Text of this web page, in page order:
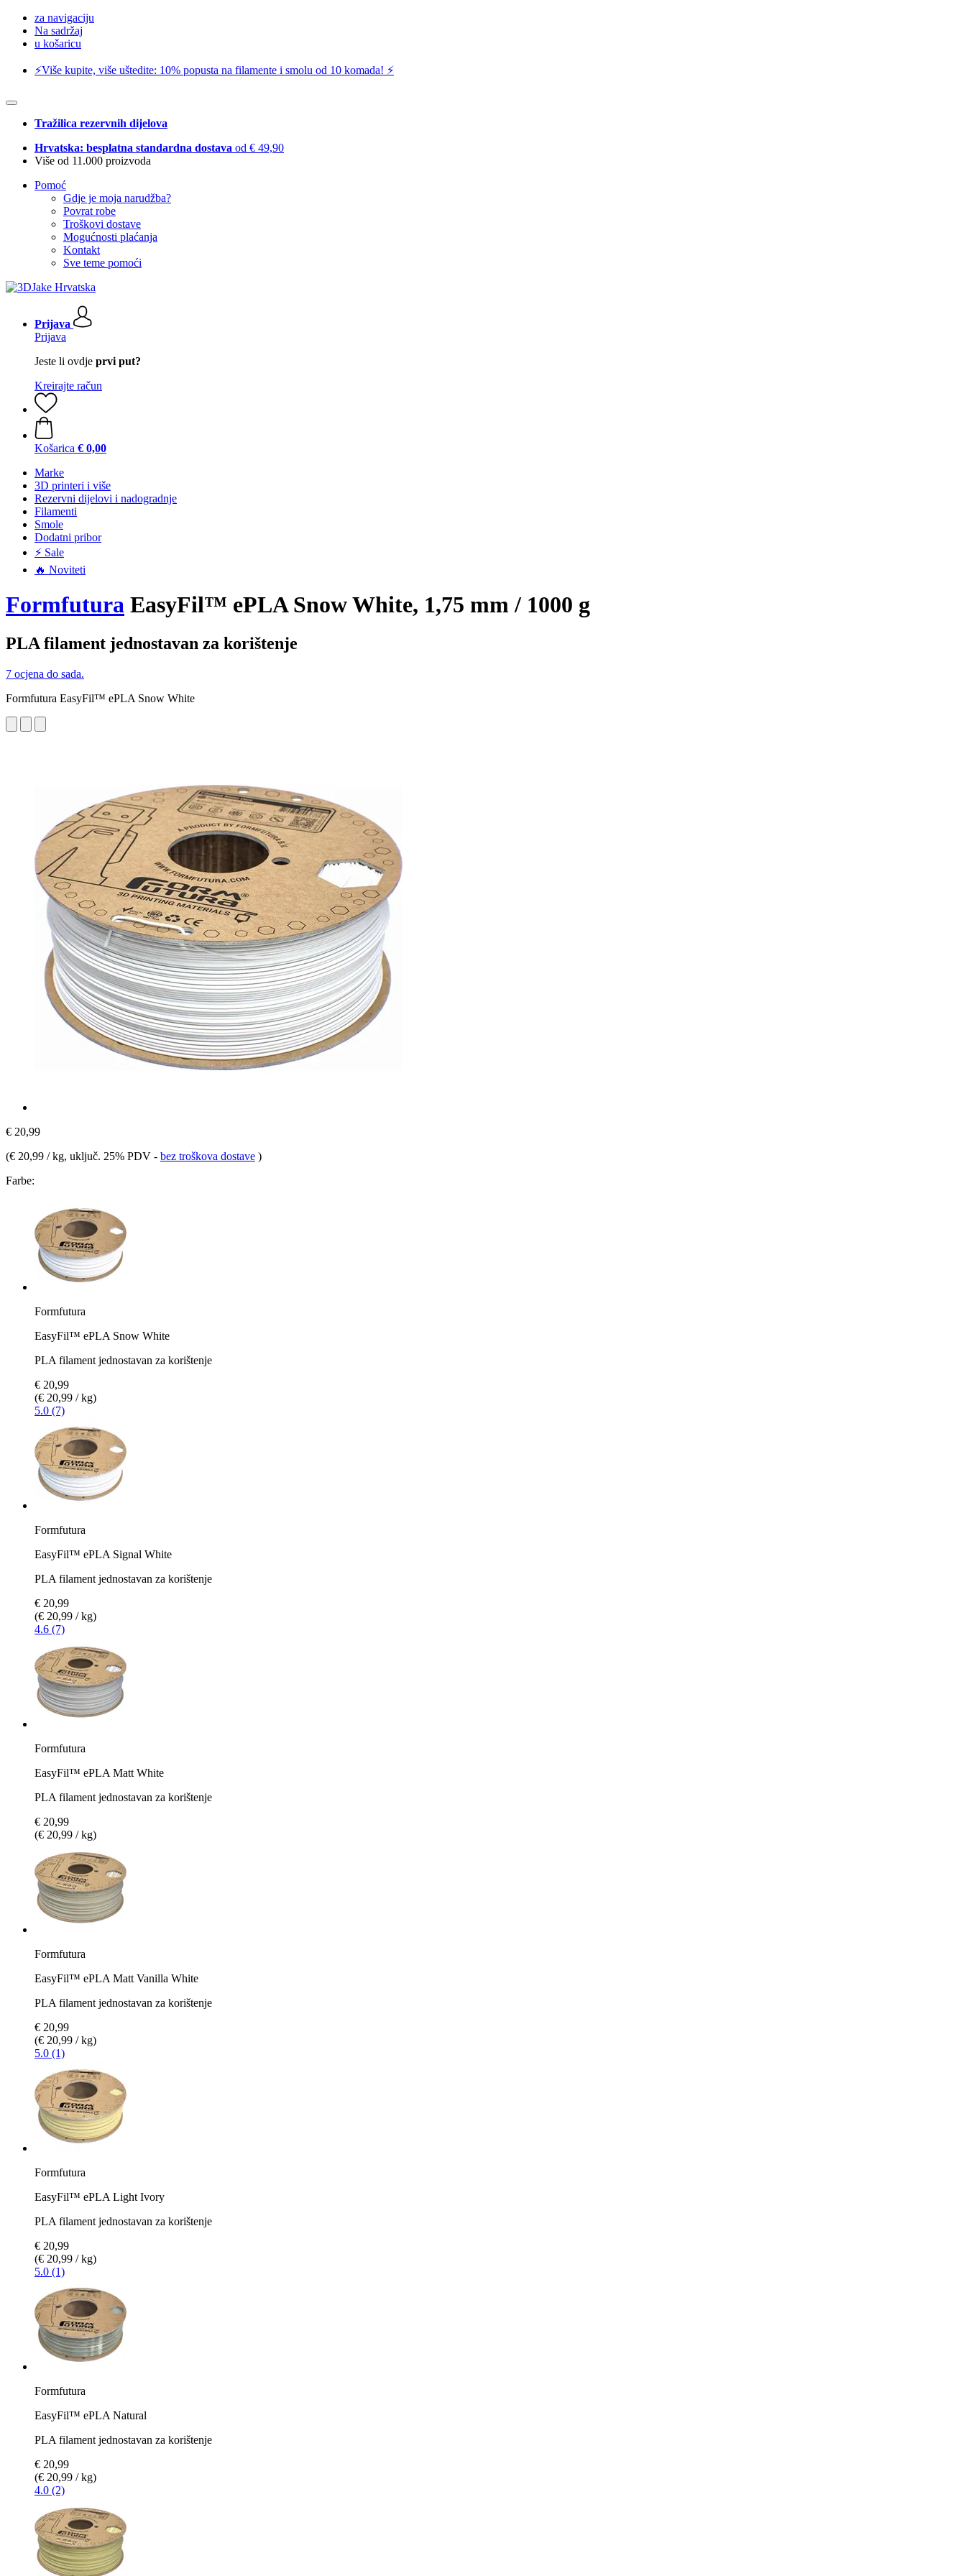
za navigaciju
Na sadržaj
u košaricu
⚡️Više kupite, više uštedite: 10% popusta na filamente i smolu od 10 komada! ⚡️
Tražilica rezervnih dijelova
Hrvatska: besplatna standardna dostava od € 49,90
Više od 11.000 proizvoda
Pomoć
Gdje je moja narudžba?
Povrat robe
Troškovi dostave
Mogućnosti plaćanja
Kontakt
Sve teme pomoći
Prijava
Prijava
Jeste li ovdje prvi put?
Kreirajte račun
Košarica € 0,00
Marke
3D printeri i više
Rezervni dijelovi i nadogradnje
Filamenti
Smole
Dodatni pribor
⚡ Sale
🔥 Noviteti
Formfutura EasyFil™ ePLA Snow White, 1,75 mm / 1000 g
PLA filament jednostavan za korištenje
7 ocjena do sada.
Formfutura EasyFil™ ePLA Snow White
€ 20,99
(€ 20,99 / kg, uključ. 25% PDV - bez troškova dostave )
Farbe:
Formfutura
EasyFil™ ePLA Snow White
PLA filament jednostavan za korištenje
€ 20,99
(€ 20,99 / kg)
5.0 (7)
Formfutura
EasyFil™ ePLA Signal White
PLA filament jednostavan za korištenje
€ 20,99
(€ 20,99 / kg)
4.6 (7)
Formfutura
EasyFil™ ePLA Matt White
PLA filament jednostavan za korištenje
€ 20,99
(€ 20,99 / kg)
Formfutura
EasyFil™ ePLA Matt Vanilla White
PLA filament jednostavan za korištenje
€ 20,99
(€ 20,99 / kg)
5.0 (1)
Formfutura
EasyFil™ ePLA Light Ivory
PLA filament jednostavan za korištenje
€ 20,99
(€ 20,99 / kg)
5.0 (1)
Formfutura
EasyFil™ ePLA Natural
PLA filament jednostavan za korištenje
€ 20,99
(€ 20,99 / kg)
4.0 (2)